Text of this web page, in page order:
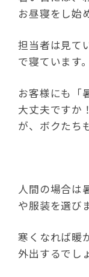
お昼寝をし始
担当者は見て
で寝ています。
お客様にも「
大丈夫ですか
が、ボクたち
人間の場合は
や服装を選び
寒くなれば暖
外出するでし